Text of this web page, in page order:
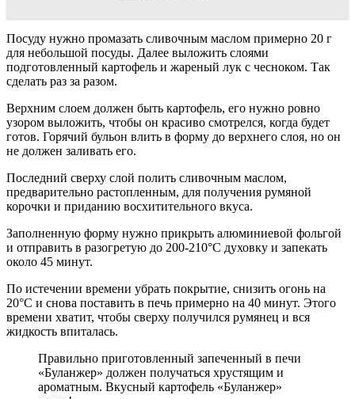
Посуду нужно промазать сливочным маслом примерно 20 г
для небольшой посуды. Далее выложить слоями
подготовленный картофель и жареный лук с чесноком. Так
сделать раз за разом.
Верхним слоем должен быть картофель, его нужно ровно
узором выложить, чтобы он красиво смотрелся, когда будет
готов. Горячий бульон влить в форму до верхнего слоя, но он
не должен заливать его.
Последний сверху слой полить сливочным маслом,
предварительно растопленным, для получения румяной
корочки и приданию восхитительного вкуса.
Заполненную форму нужно прикрыть алюминиевой фольгой
и отправить в разогретую до 200-210°С духовку и запекать
около 45 минут.
По истечении времени убрать покрытие, снизить огонь на
20°С и снова поставить в печь примерно на 40 минут. Этого
времени хватит, чтобы сверху получился румянец и вся
жидкость впиталась.
Правильно приготовленный запеченный в печи
«Буланжер» должен получаться хрустящим и
ароматным. Вкусный картофель «Буланжер»